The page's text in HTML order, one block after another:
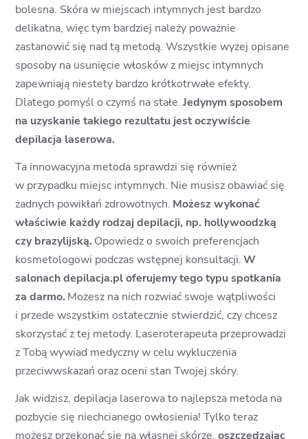
bolesna. Skóra w miejscach intymnych jest bardzo
delikatna, więc tym bardziej należy poważnie
zastanowić się nad tą metodą. Wszystkie wyżej opisane
sposoby na usunięcie włosków z miejsc intymnych
zapewniają niestety bardzo krótkotrwałe efekty.
Dlatego pomyśl o czymś na stałe. Jedynym sposobem
na uzyskanie takiego rezultatu jest oczywiście
depilacja laserowa.
Ta innowacyjna metoda sprawdzi się również
w przypadku miejsc intymnych. Nie musisz obawiać się
żadnych powikłań zdrowotnych. Możesz wykonać
właściwie każdy rodzaj depilacji, np. hollywoodzką
czy brazylijską. Opowiedz o swoich preferencjach
kosmetologowi podczas wstępnej konsultacji. W
salonach depilacja.pl oferujemy tego typu spotkania
za darmo. Możesz na nich rozwiać swoje wątpliwości
i przede wszystkim ostatecznie stwierdzić, czy chcesz
skorzystać z tej metody. Laseroterapeuta przeprowadzi
z Tobą wywiad medyczny w celu wykluczenia
przeciwwskazań oraz oceni stan Twojej skóry.
Jak widzisz, depilacja laserowa to najlepsza metoda na
pozbycie się niechcianego owłosienia! Tylko teraz
możesz przekonać się na własnej skórze,oszczędzając